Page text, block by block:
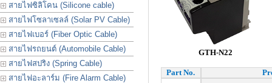
สายไฟซิลิโคน (Silicone cable)
สายไฟโซลาเซลล์ (Solar PV Cable)
สายไฟเบอร์ (Fiber Optic Cable)
สายไฟรถยนต์ (Automobile Cable)
สายไฟสปริง (Spring Cable)
สายไฟอะลาร์ม (Fire Alarm Cable)
GTH-N22
Part No.